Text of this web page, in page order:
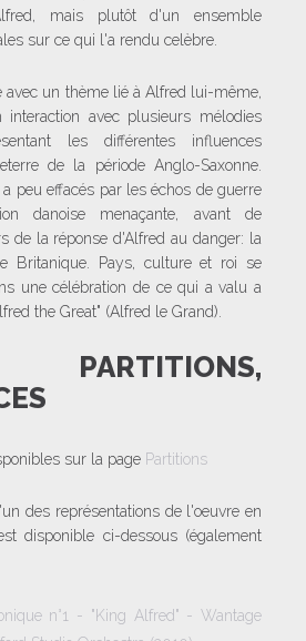
mais plutôt d'un ensemble
sur ce qui l'a rendu celèbre.
avec un thème lié à Alfred lui-même,
avec plusieurs mélodies
les différentes influences
de la période Anglo-Saxonne.
peu effacés par les échos de guerre
danoise menaçante, avant de
de la réponse d'Alfred au danger: la
Britanique. Pays, culture et roi se
une célébration de ce qui a valu a
the Great" (Alfred le Grand).
PARTITIONS,
sur la page Partitions
des représentations de l'oeuvre en
disponible ci-dessous (également
n°1 - "King Alfred" - Wantage